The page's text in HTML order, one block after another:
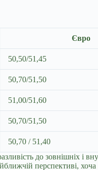
Євро
50,50/51,45
50,70/51,50
51,00/51,60
50,70/51,50
50,70 / 51,40
до зовнішніх і
перспективі,